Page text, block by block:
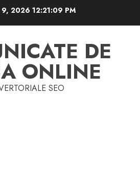
9, 202612:21:10 PM
DE
ONLINE
SEO